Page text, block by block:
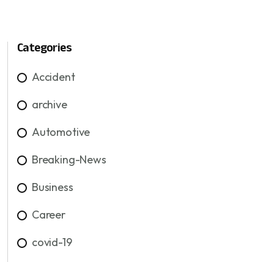
Categories
Accident
archive
Automotive
Breaking-News
Business
Career
covid-19